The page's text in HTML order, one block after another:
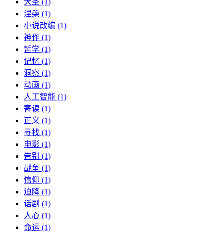
大圣 (1)
涅槃 (1)
小说改编 (1)
神作 (1)
哲学 (1)
记忆 (1)
洞察 (1)
动画 (1)
人工智能 (1)
寄读 (1)
正义 (1)
寻找 (1)
电影 (1)
告别 (1)
战争 (1)
信仰 (1)
迫降 (1)
话剧 (1)
人心 (1)
命运 (1)